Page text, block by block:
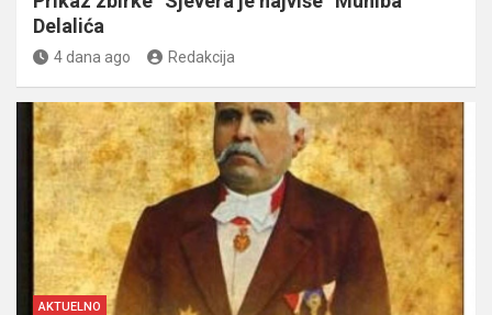
Delalića
4 dana ago Redakcija
AKTUELNO